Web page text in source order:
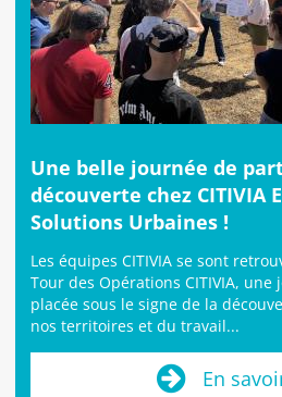
Une belle journée de
découverte chez CITIVIA
Solutions Urbaines !
Les équipes CITIVIA se sont
Tour des Opérations CITIVIA, une
placée sous le signe de la
nos territoires et du travail...
En